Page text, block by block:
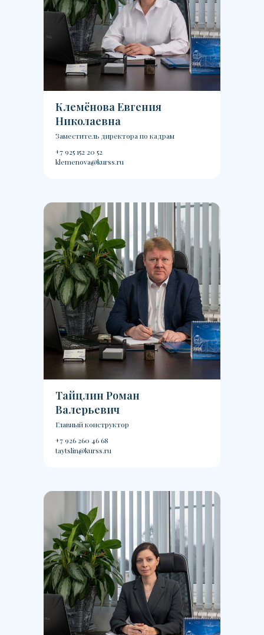
Клемёнова Евгения
Николаевна
Заместитель директора по кадрам
+7 925 152 20 52
klemenova@kurss.ru
Тайцлин Роман
Валерьевич
Главный конструктор
+7 926 260 46 68
taytslin@kurss.ru